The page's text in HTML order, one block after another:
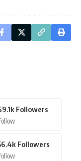
Followers
Followers